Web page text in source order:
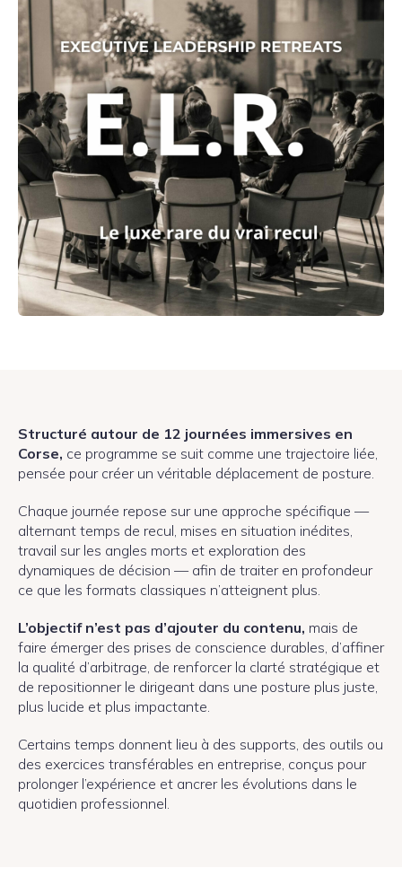
Structuré autour de 12 journées immersives en
Corse, ce programme se suit comme une trajectoire liée,
pensée pour créer un véritable déplacement de posture.
Chaque journée repose sur une approche spécifique —
alternant temps de recul, mises en situation inédites,
travail sur les angles morts et exploration des
dynamiques de décision — afin de traiter en profondeur
ce que les formats classiques n’atteignent plus.
L’objectif n’est pas d’ajouter du contenu, mais de
faire émerger des prises de conscience durables, d’affiner
la qualité d’arbitrage, de renforcer la clarté stratégique et
de repositionner le dirigeant dans une posture plus juste,
plus lucide et plus impactante.
Certains temps donnent lieu à des supports, des outils ou
des exercices transférables en entreprise, conçus pour
prolonger l’expérience et ancrer les évolutions dans le
quotidien professionnel.